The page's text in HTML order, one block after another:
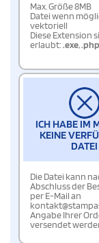
Max. Größe 8MB
Datei wenn
vektoriell
Diese Extension
erlaubt:.exe,.php
ICH HABE IM
KEINE
DATEI
Die Datei kann
Abschluss der
per E-Mail an
Angabe Ihrer
versendet